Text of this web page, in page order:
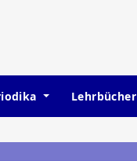
Lehrbücher